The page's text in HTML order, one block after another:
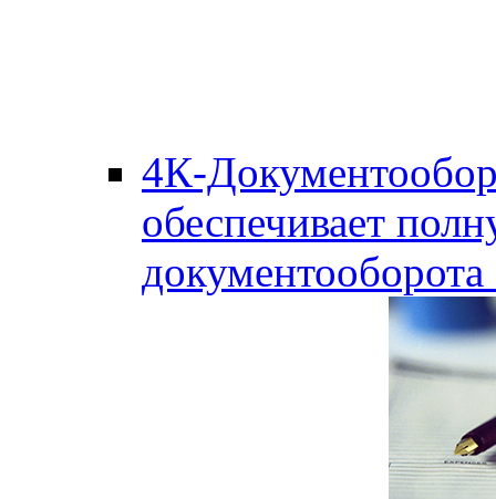
4К-
обеспечивает